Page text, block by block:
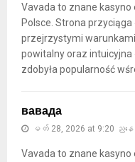
Vavada to znane kasyno
Polsce. Strona
przejrzystymi warunkami
powitalny oraz intuicyjna
zdobyła popularność
вавада
မတ် 28, 2026 at 9:20 ညနေ
Vavada to znane kasyno